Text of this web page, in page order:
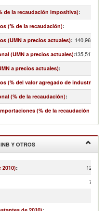
de la recaudación impositiva):
(% de la recaudación):
(UMN a precios actuales):
(UMN a precios actuales):
a precios actuales):
(% del valor agregado de industria y
(% de la recaudación):
(% de la recaudación
Y OTROS
: